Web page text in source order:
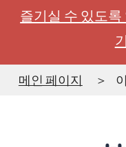
즐기실 수 있도
메인 페이지